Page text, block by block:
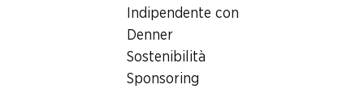
Indipendente con
Denner
Sostenibilità
Sponsoring